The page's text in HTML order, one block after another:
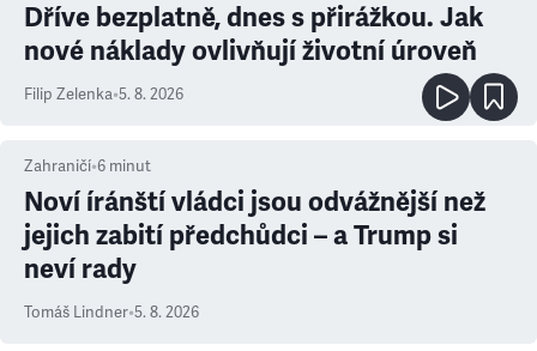
Dříve bezplatně, dnes s přirážkou. Jak
nové náklady ovlivňují životní úroveň
Filip Zelenka•5. 8. 2026
Zahraničí•6 minut
Noví íránští vládci jsou odvážnější než
jejich zabití předchůdci – a Trump si
neví rady
Tomáš Lindner•5. 8. 2026